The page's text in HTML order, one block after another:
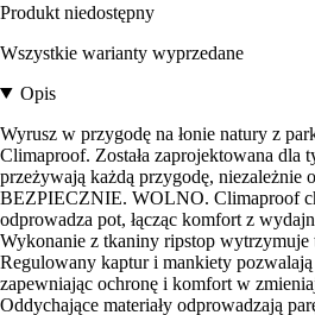
Produkt niedostępny
Wszystkie warianty wyprzedane
Opis
Wyrusz w przygodę na łonie natury z
Climaproof. Została zaprojektowana dla
przeżywają każdą przygodę, niezależnie
BEZPIECZNIE. WOLNO. Climaproof
odprowadza pot, łącząc komfort z
Wykonanie z tkaniny ripstop wytrzymuje
Regulowany kaptur i mankiety
zapewniając ochronę i komfort w
Oddychające materiały odprowadzają